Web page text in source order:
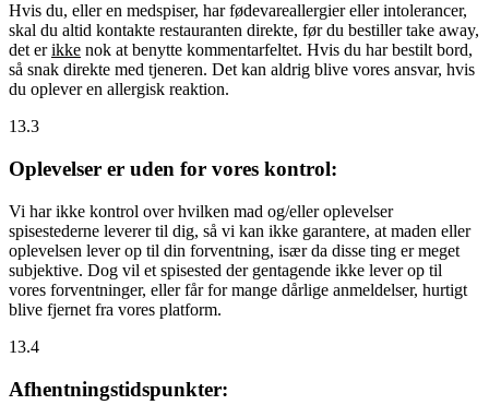
Hvis du, eller en medspiser, har fødevareallergier eller intolerancer,
skal du altid kontakte restauranten direkte, før du bestiller take away,
det erikke nok at benytte kommentarfeltet. Hvis du har bestilt bord,
så snak direkte med tjeneren. Det kan aldrig blive vores ansvar, hvis
du oplever en allergisk reaktion.
13.3
Oplevelser er uden for vores kontrol:
Vi har ikke kontrol over hvilken mad og/eller oplevelser
spisestederne leverer til dig, så vi kan ikke garantere, at maden eller
oplevelsen lever op til din forventning, især da disse ting er meget
subjektive. Dog vil et spisested der gentagende ikke lever op til
vores forventninger, eller får for mange dårlige anmeldelser, hurtigt
blive fjernet fra vores platform.
13.4
Afhentningstidspunkter: